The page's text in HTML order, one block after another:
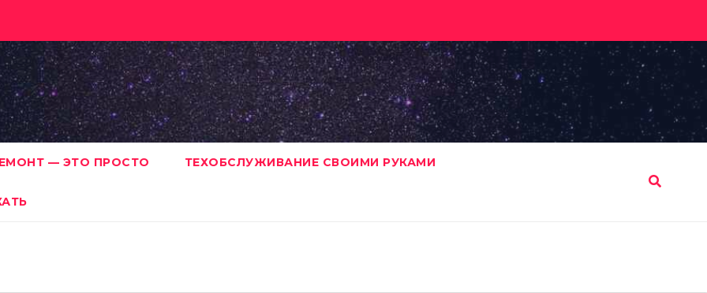
— ЭТО ПРОСТО ТЕХОБСЛУЖИВАНИЕ СВОИМИ РУКАМИ